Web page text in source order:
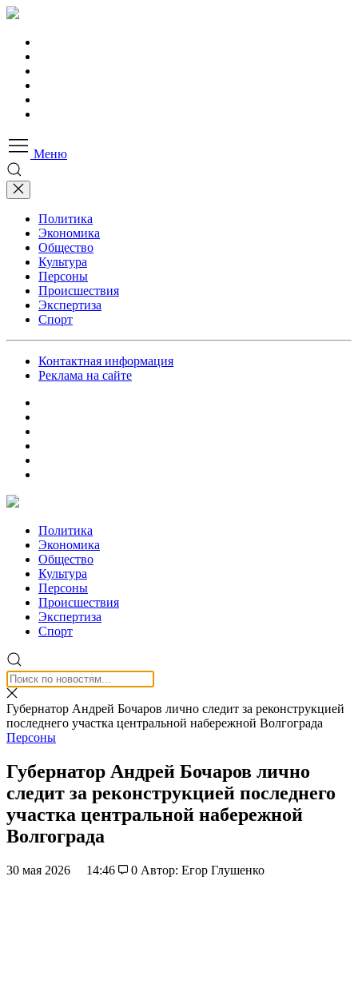
Меню
Политика
Экономика
Общество
Культура
Персоны
Происшествия
Экспертиза
Спорт
Контактная информация
Реклама на сайте
Политика
Экономика
Общество
Культура
Персоны
Происшествия
Экспертиза
Спорт
Губернатор Андрей Бочаров лично следит за реконструкцией
последнего участка центральной набережной Волгограда
Персоны
Губернатор Андрей Бочаров лично
следит за реконструкцией последнего
участка центральной набережной
Волгограда
30 мая 2026 14:46 0 Автор: Егор Глушенко